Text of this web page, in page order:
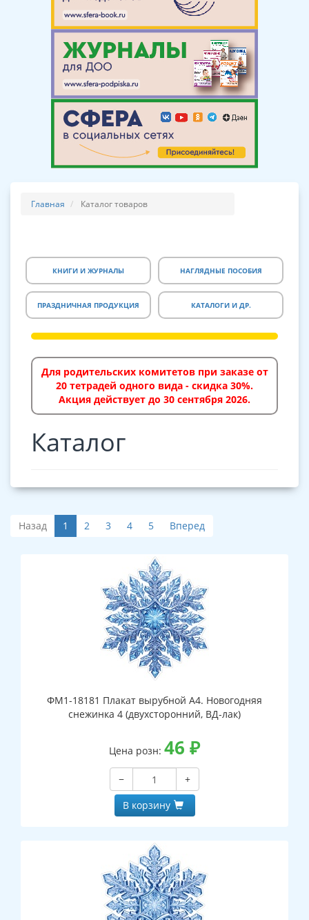
Главная Каталог товаров
КНИГИ И ЖУРНАЛЫ НАГЛЯДНЫЕ ПОСОБИЯ
ПРАЗДНИЧНАЯ ПРОДУКЦИЯ КАТАЛОГИ И ДР.
Для родительских комитетов при заказе от
20 тетрадей одного вида - скидка 30%.
Акция действует до 30 сентября 2026.
Каталог
Назад 1 2 3 4 5 Вперед
ФМ1-18181 Плакат вырубной А4. Новогодняя
снежинка 4 (двухсторонний, ВД-лак)
Цена розн: 46 ₽
−
+
В корзину